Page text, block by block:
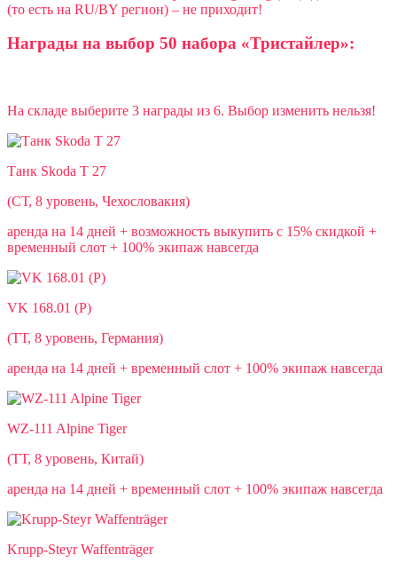
(то есть на RU/BY регион) – не приходит!
Награды на выбор 50 набора «Тристайлер»:
На складе выберите 3 награды из 6. Выбор изменить нельзя!
Танк Skoda T 27
(СТ, 8 уровень, Чехословакия)
аренда на 14 дней + возможность выкупить c 15% скидкой +
временный слот + 100% экипаж навсегда
VK 168.01 (P)
(ТТ, 8 уровень, Германия)
аренда на 14 дней + временный слот + 100% экипаж навсегда
WZ-111 Alpine Tiger
(ТТ, 8 уровень, Китай)
аренда на 14 дней + временный слот + 100% экипаж навсегда
Krupp-Steyr Waffenträger